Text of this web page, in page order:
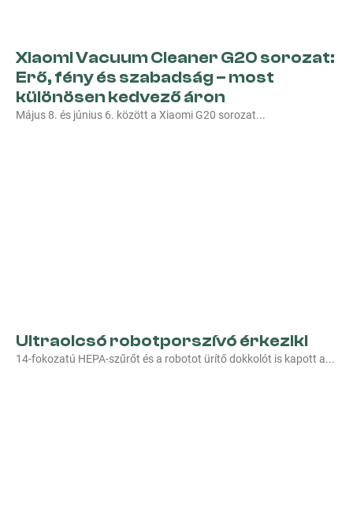
Xiaomi Vacuum Cleaner G20 sorozat:
Erő, fény és szabadság – most
különösen kedvező áron
Május 8. és június 6. között a Xiaomi G20 sorozat
Ultraolcsó robotporszívó érkezik!
14-fokozatú HEPA-szűrőt és a robotot ürítő dokkolót is kapott a